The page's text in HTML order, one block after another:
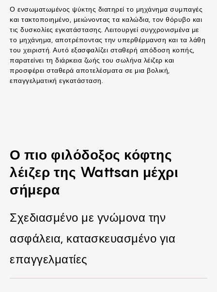
Ο ενσωματωμένος ψύκτης διατηρεί το μηχάνημα συμπαγές
και τακτοποιημένο, μειώνοντας τα καλώδια, τον θόρυβο και
τις δυσκολίες εγκατάστασης. Λειτουργεί συγχρονισμένα με
το μηχάνημα, αποτρέποντας την υπερθέρμανση και τα λάθη
του χειριστή. Αυτό εξασφαλίζει σταθερή απόδοση κοπής,
παρατείνει τη διάρκεια ζωής του σωλήνα λέιζερ και
προσφέρει σταθερά αποτελέσματα σε μια βολική,
επαγγελματική εγκατάσταση.
Ο πιο φιλόδοξος κόφτης
λέιζερ της Wattsan μέχρι
σήμερα
Σχεδιασμένο με γνώμονα την
ασφάλεια, κατασκευασμένο για
επαγγελματίες